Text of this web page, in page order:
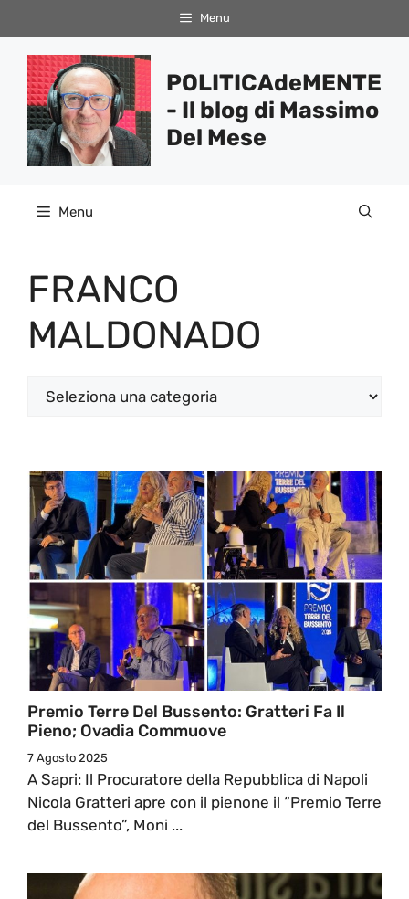
al
contenuto
Menu
POLITICAdeMENTE
- Il blog di Massimo
Del Mese
Menu
FRANCO
MALDONADO
Categorie
Premio Terre Del Bussento: Gratteri Fa Il
Pieno; Ovadia Commuove
7 Agosto 2025
A Sapri: Il Procuratore della Repubblica di Napoli
Nicola Gratteri apre con il pienone il “Premio Terre
del Bussento”, Moni ...